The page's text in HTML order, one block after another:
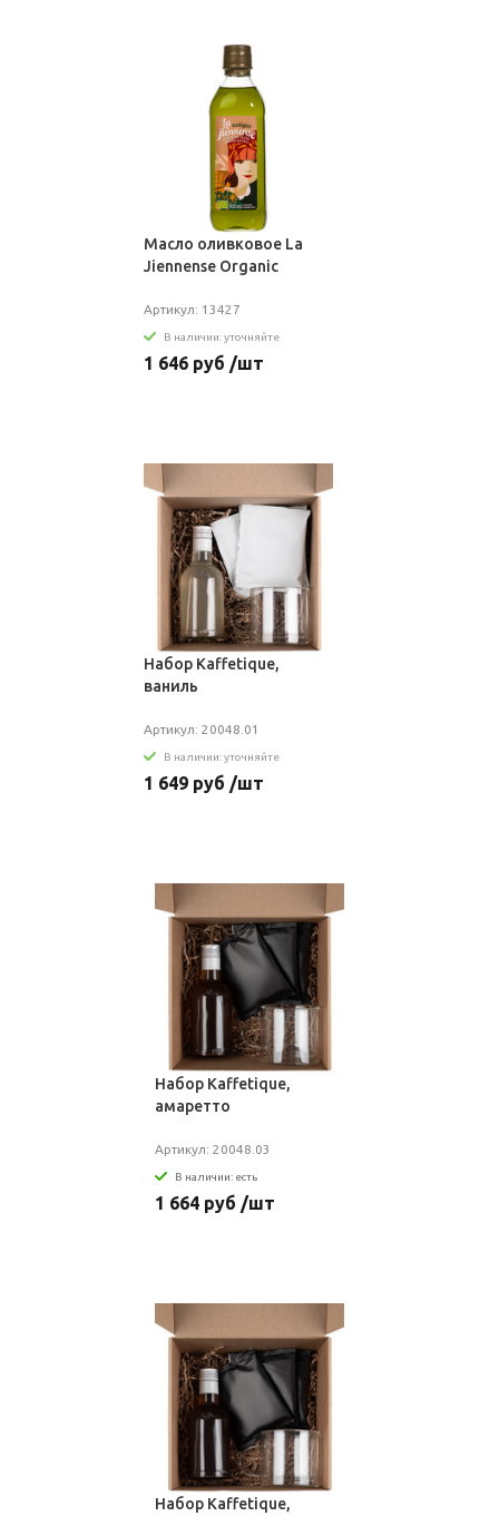
Масло оливковое La
Jiennense Organic
Артикул: 13427
В наличии: уточняйте
1 646 руб /шт
Набор Kaffetique,
ваниль
Артикул: 20048.01
В наличии: уточняйте
1 649 руб /шт
Набор Kaffetique,
амаретто
Артикул: 20048.03
В наличии: есть
1 664 руб /шт
Набор Kaffetique,